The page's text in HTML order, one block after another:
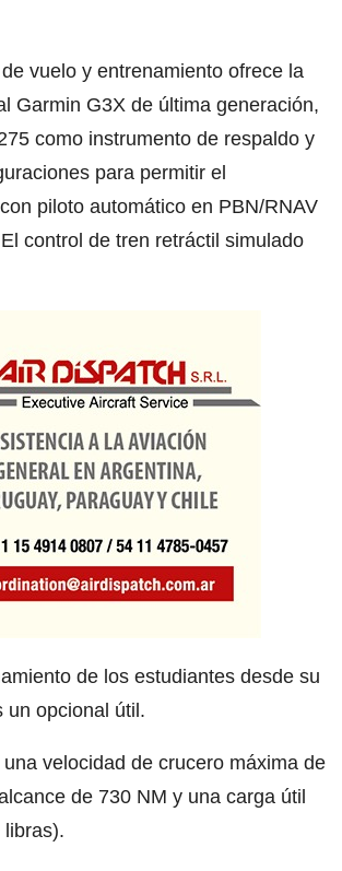
vuelo y entrenamiento ofrece la
Garmin G3X de última generación,
como instrumento de respaldo y
para permitir el
piloto automático en PBN/RNAV
control de tren retráctil simulado
de los estudiantes desde su
un opcional útil.
velocidad de crucero máxima de
de 730 NM y una carga útil